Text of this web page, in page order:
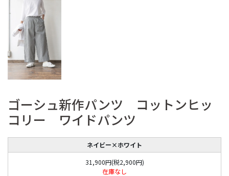
ゴーシュ新作パンツ コットンヒッ
コリー ワイドパンツ
ネイビー×ホワイト
31,900円(税2,900円)
在庫なし